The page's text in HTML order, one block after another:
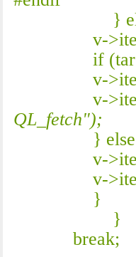
}
v-
if
v-
v-
QL_fetch");
} else
v-
v-
}
}
break;